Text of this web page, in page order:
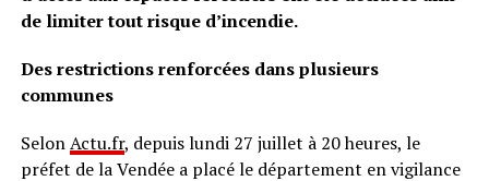
de limiter tout risque d’incendie.
Des restrictions renforcées dans plusieurs
communes
SelonActu.fr, depuis lundi 27 juillet à 20 heures, le
préfet de la Vendée a placé le département en vigilance